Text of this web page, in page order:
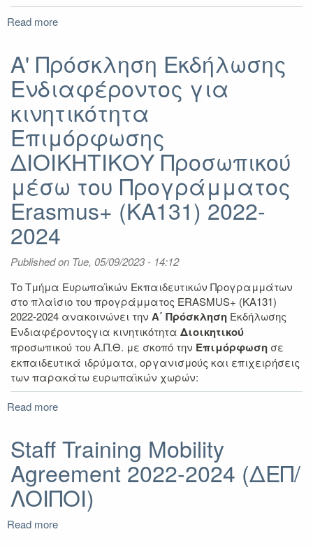
Read more
Εκδήλωσης
Ενδιαφέροντος
για
κινητικότητα
Επιμόρφωσης
ΔΙΔΑΚΤΙΚΟΥ
και
ΛΟΙΠΟΥ
Προσωπικού
μέσω
του
Προγράμματος
Erasmus+
(KA131)
2024
A' Πρόσκληση Εκδήλωσης
Ενδιαφέροντος για
κινητικότητα
Επιμόρφωσης
ΔΙΟΙΚΗΤΙΚΟΥ Προσωπικού
μέσω του Προγράμματος
Erasmus+ (KA131) 2022-
2024
Published on Tue, 05/09/2023 - 14:12
Το Τμήμα Ευρωπαϊκών Εκπαιδευτικών Προγραμμάτων
στο πλαίσιο του προγράμματος ERASMUS+ (KA131)
2022-2024 ανακοινώνει την Α΄ Πρόσκληση Εκδήλωσης
Ενδιαφέροντοςγια κινητικότητα Διοικητικού
προσωπικού του Α.Π.Θ. με σκοπό την Επιμόρφωση σε
εκπαιδευτικά ιδρύματα, οργανισμούς και επιχειρήσεις
των παρακάτω ευρωπαϊκών χωρών:
Read more
Εκδήλωσης
Ενδιαφέροντος
για
κινητικότητα
Επιμόρφωσης
Staff Training Mobility
Agreement 2022-2024 (ΔΕΠ/
ΛΟΙΠΟΙ)
Read more